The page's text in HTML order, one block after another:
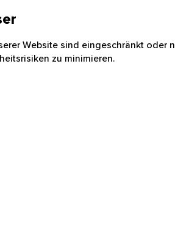
Website sind
Sicherheitsrisiken zu